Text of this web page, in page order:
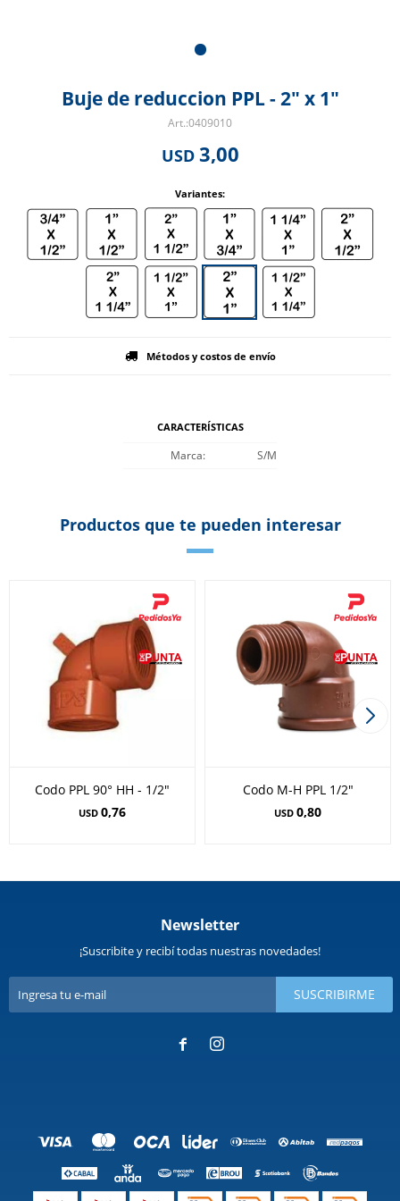
Buje de reduccion PPL - 2" x 1"
0409010
USD 3,00
Variantes:
Métodos y costos de envío
CARACTERÍSTICAS
Marca S/M
Productos que te pueden interesar
Codo PPL 90° HH - 1/2"
USD 0,76
Codo M-H PPL 1/2"
USD 0,80
Newsletter
¡Suscribite y recibí todas nuestras novedades!
SUSCRIBIRME
 